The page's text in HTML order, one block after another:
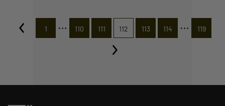
1 … 110 111 112 113 114 … 119